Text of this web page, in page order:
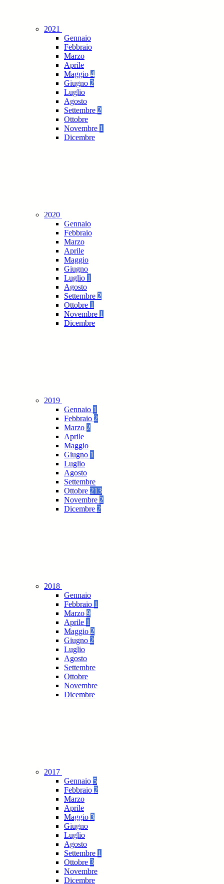
2021
Gennaio
Febbraio
Marzo
Aprile
Maggio 4
Giugno 2
Luglio
Agosto
Settembre 2
Ottobre
Novembre 1
Dicembre
2020
Gennaio
Febbraio
Marzo
Aprile
Maggio
Giugno
Luglio 1
Agosto
Settembre 2
Ottobre 1
Novembre 1
Dicembre
2019
Gennaio 1
Febbraio 2
Marzo 2
Aprile
Maggio
Giugno 1
Luglio
Agosto
Settembre
Ottobre 213
Novembre 2
Dicembre 2
2018
Gennaio
Febbraio 1
Marzo 9
Aprile 1
Maggio 2
Giugno 2
Luglio
Agosto
Settembre
Ottobre
Novembre
Dicembre
2017
Gennaio 5
Febbraio 2
Marzo
Aprile
Maggio 3
Giugno
Luglio
Agosto
Settembre 1
Ottobre 3
Novembre
Dicembre